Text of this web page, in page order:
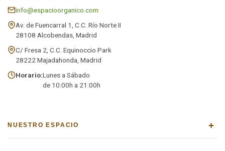
info@espacioorganico.com
Av. de Fuencarral 1, C.C. Río Norte II
28108 Alcobendas, Madrid
C/ Fresa 2, C.C. Equinoccio Park
28222 Majadahonda, Madrid
Horario:Lunes a Sábado
de 10:00h a 21:00h
NUESTRO ESPACIO +